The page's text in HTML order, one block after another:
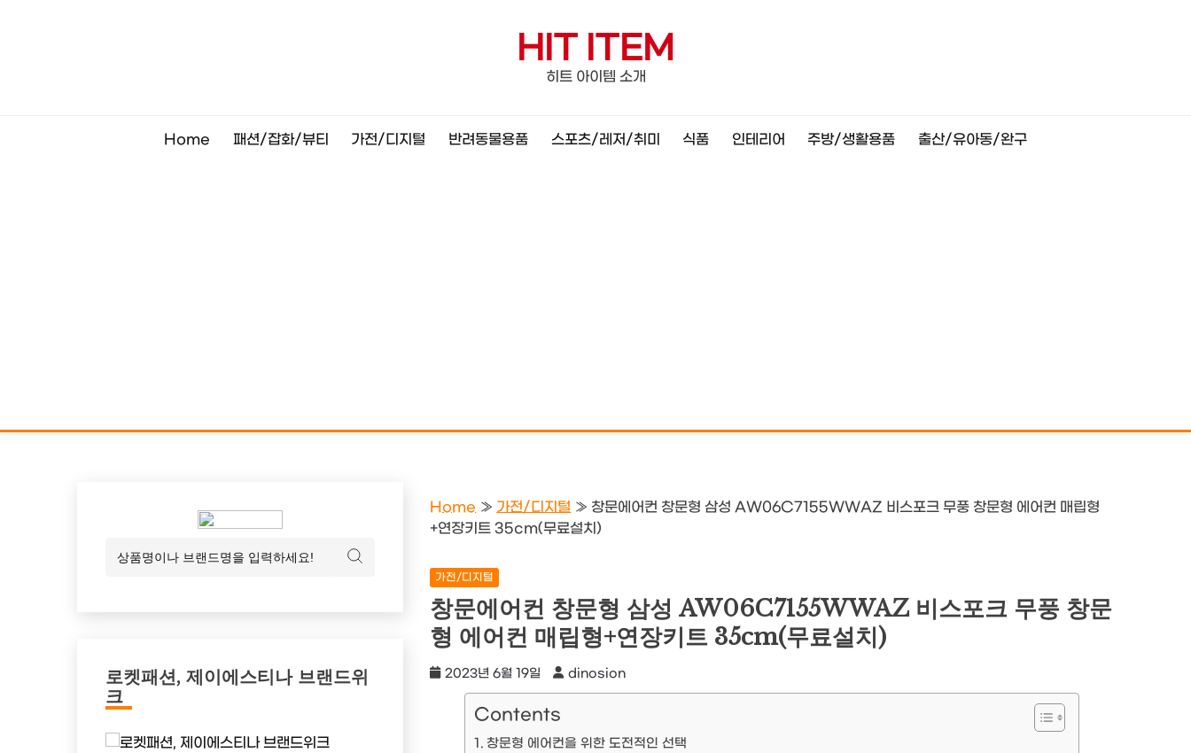
HIT ITEM
히트 아이템 소개
Home 패션/잡화/뷰티 가전/디지털 반려동물용품 스포츠/레저/취미 식품 인테리어 주방/생활용품 출산/유아동/완구
Home » 가전/디지털 » 창문에어컨 창문형 삼성 AW06C7155WWAZ 비스포크 무풍 창문형 에어컨 매립형
+연장키트 35cm(무료설치)
가전/디지털
창문에어컨 창문형 삼성 AW06C7155WWAZ 비스포크 무풍 창문
형 에어컨 매립형+연장키트 35cm(무료설치)
2023년 6월 19일 dinosion
Contents
창문형 에어컨을 위한 도전적인 선택
로켓패션, 제이에스티나 브랜드위
크